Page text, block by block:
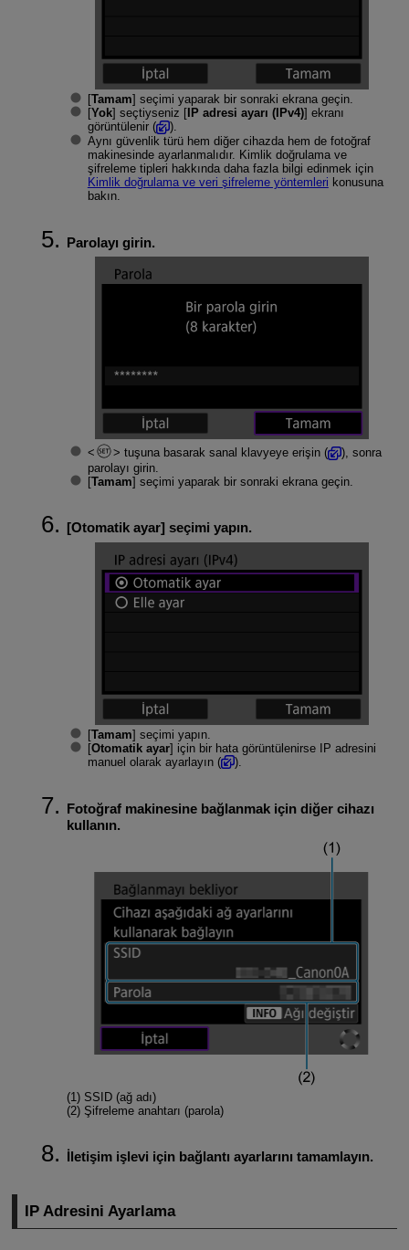
[Tamam] seçimi yaparak bir sonraki ekrana geçin.
[Yok] seçtiyseniz [IP adresi ayarı (IPv4)] ekranı
görüntülenir (
).
Aynı güvenlik türü hem diğer cihazda hem de fotoğraf
makinesinde ayarlanmalıdır. Kimlik doğrulama ve
şifreleme tipleri hakkında daha fazla bilgi edinmek için
Kimlik doğrulama ve veri şifreleme yöntemleri konusuna
bakın.
Parolayı girin.
tuşuna basarak sanal klavyeye erişin (
), sonra
parolayı girin.
[Tamam] seçimi yaparak bir sonraki ekrana geçin.
[Otomatik ayar] seçimi yapın.
[Tamam] seçimi yapın.
[Otomatik ayar] için bir hata görüntülenirse IP adresini
manuel olarak ayarlayın (
).
Fotoğraf makinesine bağlanmak için diğer cihazı
kullanın.
(1) SSID (ağ adı)
(2) Şifreleme anahtarı (parola)
İletişim işlevi için bağlantı ayarlarını tamamlayın.
IP Adresini Ayarlama